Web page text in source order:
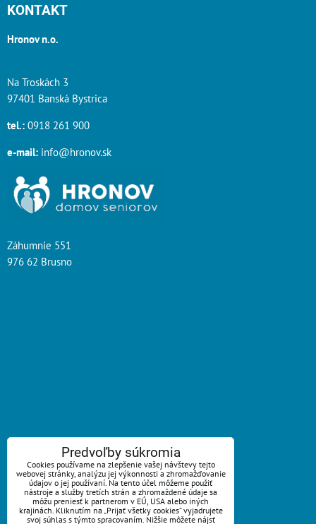
KONTAKT
Hronov n.o.
Na Troskách 3
97401 Banská Bystrica
tel.: 0918 261 900
e-mail: info@hronov.sk
Záhumnie 551
976 62 Brusno
ZAVOLÁME VÁM SPÄŤ
Váš telefón:*
Predvoľby súkromia
Cookies používame na zlepšenie vašej návštevy tejto
webovej stránky, analýzu jej výkonnosti a zhromažďovanie
údajov o jej používaní. Na tento účel môžeme použiť
nástroje a služby tretích strán a zhromaždené údaje sa
môžu preniesť k partnerom v EÚ, USA alebo iných
krajinách. Kliknutím na „Prijať všetky cookies“ vyjadrujete
svoj súhlas s týmto spracovaním. Nižšie môžete nájsť